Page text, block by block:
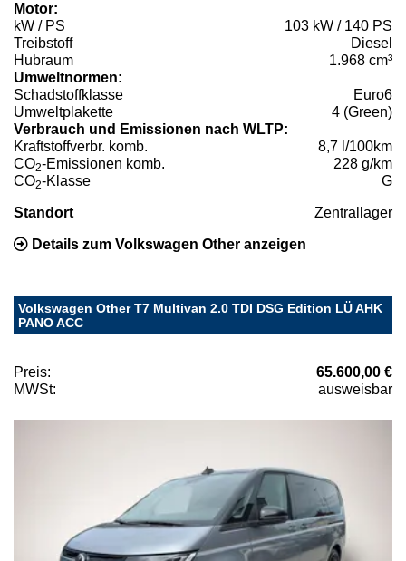
Motor:
kW / PS
103 kW / 140 PS
Treibstoff
Diesel
Hubraum
1.968 cm³
Umweltnormen:
Schadstoffklasse
Euro6
Umweltplakette
4 (Green)
Verbrauch und Emissionen nach WLTP:
Kraftstoffverbr. komb.
8,7 l/100km
CO2-Emissionen komb.
228 g/km
CO2-Klasse G
Standort Zentrallager
Details zum Volkswagen Other anzeigen
Volkswagen Other T7 Multivan 2.0 TDI DSG Edition LÜ AHK
PANO ACC
Preis:
65.600,00 €
MWSt:
ausweisbar